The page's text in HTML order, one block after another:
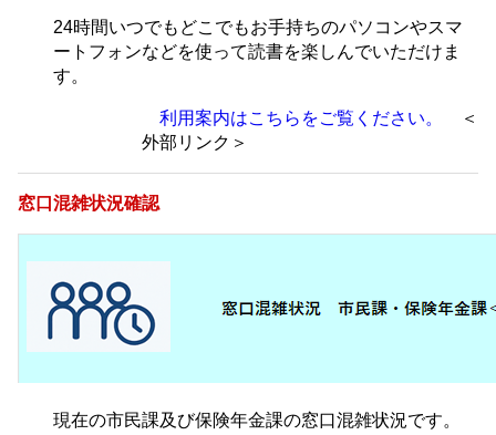
24時間いつでもどこでもお手持ちのパソコンやスマ
ートフォンなどを使って読書を楽しんでいただけま
す。
利用案内はこちらをご覧ください。
＜
外部リンク＞
窓口混雑状況確認
現在の市民課及び保険年金課の窓口混雑状況です。